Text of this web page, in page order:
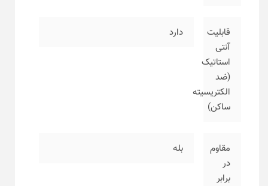
قابلیت
آنتی
استاتیک
(ضد
الکتریسیته
ساکن)
دارد
مقاوم
در
برابر
بله